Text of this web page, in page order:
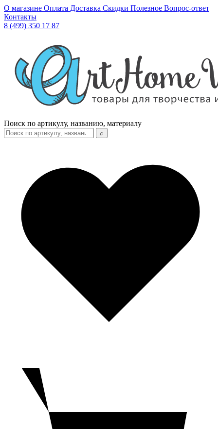
О магазине Оплата Доставка Скидки Полезное Вопрос-ответ
Контакты
8 (499) 350 17 87
Поиск по артикулу, названию, материалу
⌕